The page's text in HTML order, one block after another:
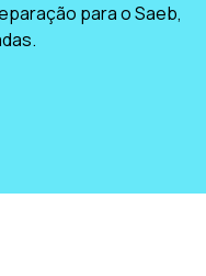
para o Saeb,